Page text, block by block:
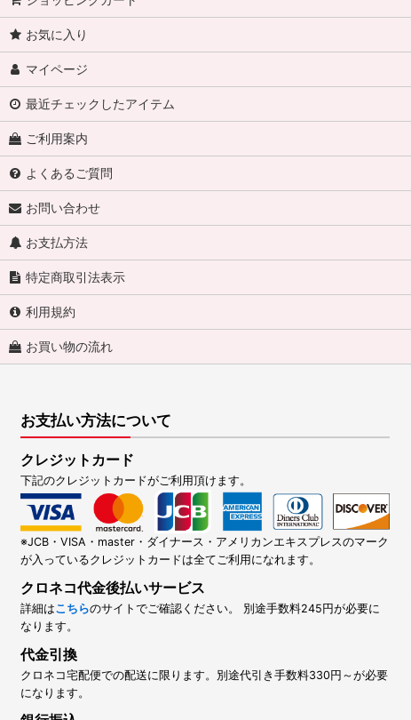
お気に入り
マイページ
最近チェックしたアイテム
ご利用案内
よくあるご質問
お問い合わせ
お支払方法
特定商取引法表示
利用規約
お買い物の流れ
お支払い方法について
クレジットカード
下記のクレジットカードがご利用頂けます。
※JCB・VISA・master・ダイナース・アメリカンエキスプレスのマーク
が入っているクレジットカードは全てご利用になれます。
クロネコ代金後払いサービス
詳細はこちらのサイトでご確認ください。 別途手数料245円が必要に
なります。
代金引換
クロネコ宅配便での配送に限ります。別途代引き手数料330円～が必要
になります。